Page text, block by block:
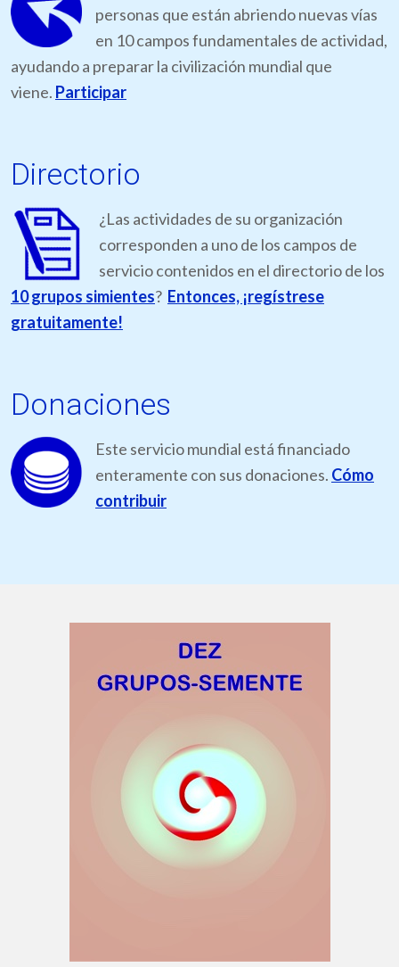
personas que están abriendo nuevas vías
en 10 campos fundamentales de actividad,
ayudando a preparar la civilización mundial que
viene. Participar
Directorio
¿Las actividades de su organización
corresponden a uno de los campos de
servicio contenidos en el directorio de los
10 grupos simientes? Entonces, ¡regístrese
gratuitamente!
Donaciones
Este servicio mundial está financiado
enteramente con sus donaciones. Cómo
contribuir